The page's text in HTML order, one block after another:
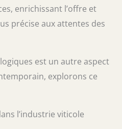
enrichissant l’offre et
précise aux attentes des
est un autre aspect
explorons ce
l’industrie viticole